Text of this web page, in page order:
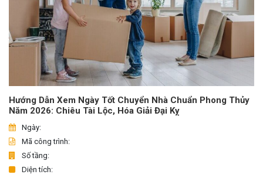
Hướng Dẫn Xem Ngày Tốt Chuyển Nhà Chuẩn Phong Thủy
Năm 2026: Chiêu Tài Lộc, Hóa Giải Đại Kỵ
Ngày:
Mã công trình:
Số tầng:
Diện tích: